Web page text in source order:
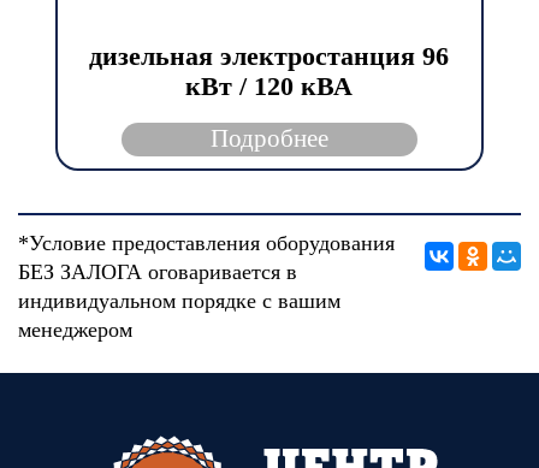
дизельная электростанция96
кВт / 120 кВА
Подробнее
*Условие предоставления оборудования
БЕЗ ЗАЛОГА оговаривается в
индивидуальном порядке с вашим
менеджером